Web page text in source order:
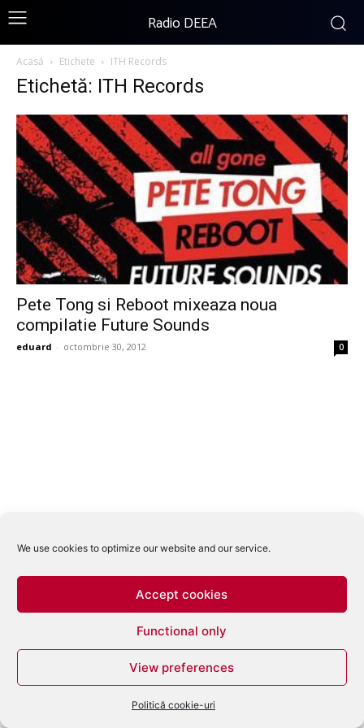
We use cookies to optimize our website and our service.
Accept cookies
Functional only
View preferences
Politică cookie-uri
Radio DEEA
Acasă Etichete ITH Records
Etichetă: ITH Records
Pete Tong si Reboot mixeaza noua
compilatie Future Sounds
eduard - octombrie 30, 2012 0